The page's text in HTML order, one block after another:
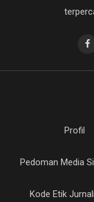
Profil
Pedoman Media
Kode Etik